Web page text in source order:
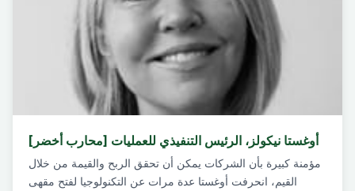
أوغستا نيكولز، الرئيس التنفيذي للعمليات [محارب أخضر]
مؤمنة كبيرة بأن الشركات يمكن أن تحقق الربح والقيمة من خلال
القيم، انحرفت أوغستا عدة مرات عن التكنولوجيا لفتح مقهى